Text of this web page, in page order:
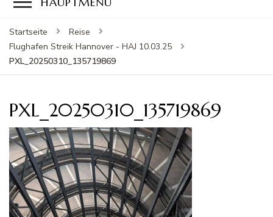
Startseite
Reise
Flughafen Streik Hannover - HAJ 10.03.25
PXL_20250310_135719869
PXL_20250310_135719869